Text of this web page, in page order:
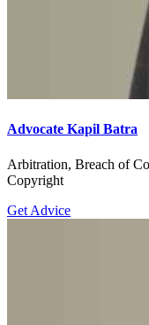
Advocate Kapil Batra
Arbitration, Breach of
Copyright
Get Advice